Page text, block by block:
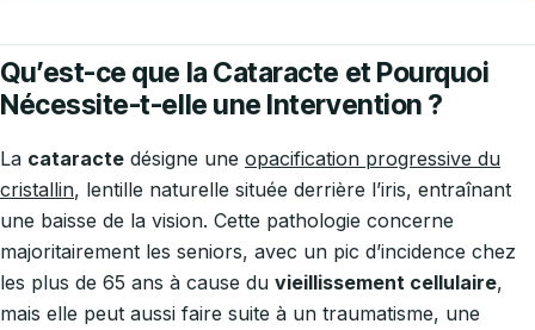
Qu’est-ce que la Cataracte et Pourquoi
Nécessite-t-elle une Intervention ?
La cataracte désigne une opacification progressive du
cristallin, lentille naturelle située derrière l’iris, entraînant
une baisse de la vision. Cette pathologie concerne
majoritairement les seniors, avec un pic d’incidence chez
les plus de 65 ans à cause du vieillissement cellulaire,
mais elle peut aussi faire suite à un traumatisme, une